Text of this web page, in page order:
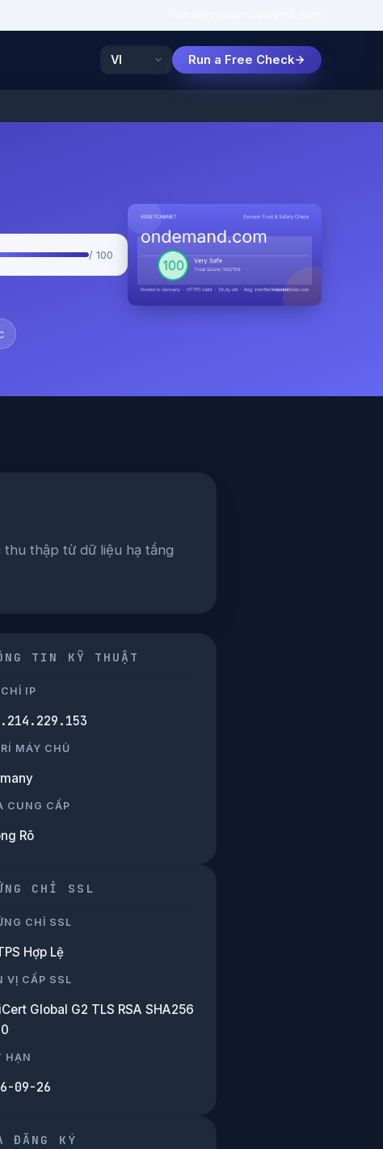
Run a Free Check
/ 100
thu thập từ dữ liệu hạ tầng
TIN KỸ THUẬT
IP
MÁY CHỦ
CUNG CẤP
Rõ
CHỈ SSL
CHỈ SSL
Hợp Lệ
VỊ CẤP SSL
Global G2 TLS RSA SHA256
HẠN
09-26
ĐĂNG KÝ